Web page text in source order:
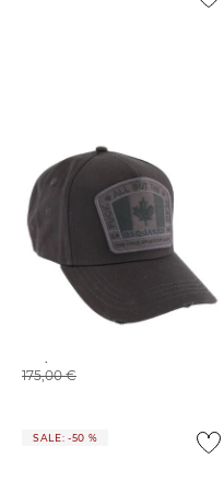
Dsquared2 | Herren Cap
CANADA FLAG CAP
175,00 €
SALE: -50 %